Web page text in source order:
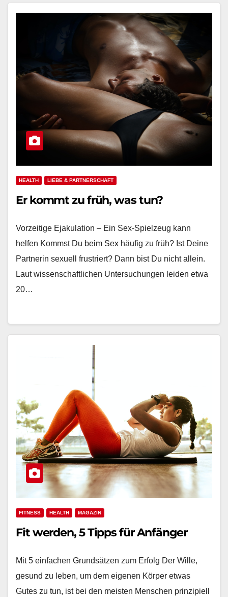
HEALTH LIEBE & PARTNERSCHAFT
Er kommt zu früh, was tun?
Vorzeitige Ejakulation – Ein Sex-Spielzeug kann
helfen Kommst Du beim Sex häufig zu früh? Ist Deine
Partnerin sexuell frustriert? Dann bist Du nicht allein.
Laut wissenschaftlichen Untersuchungen leiden etwa
20…
FITNESS HEALTH MAGAZIN
Fit werden, 5 Tipps für Anfänger
Mit 5 einfachen Grundsätzen zum Erfolg Der Wille,
gesund zu leben, um dem eigenen Körper etwas
Gutes zu tun, ist bei den meisten Menschen prinzipiell